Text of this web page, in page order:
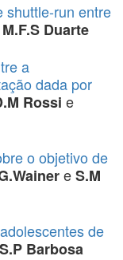
shuttle-run entre
M.F.S Duarte
a
dada por
Rossi e
o objetivo de
eS.M
de
Barbosa